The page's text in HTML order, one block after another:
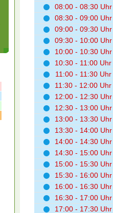
08:00 - 08:30 Uhr
08:30 - 09:00 Uhr
09:00 - 09:30 Uhr
09:30 - 10:00 Uhr
10:00 - 10:30 Uhr
10:30 - 11:00 Uhr
11:00 - 11:30 Uhr
11:30 - 12:00 Uhr
12:00 - 12:30 Uhr
12:30 - 13:00 Uhr
13:00 - 13:30 Uhr
13:30 - 14:00 Uhr
14:00 - 14:30 Uhr
14:30 - 15:00 Uhr
15:00 - 15:30 Uhr
15:30 - 16:00 Uhr
16:00 - 16:30 Uhr
16:30 - 17:00 Uhr
17:00 - 17:30 Uhr